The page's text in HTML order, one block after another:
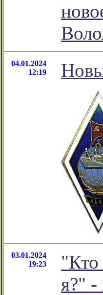
04.01.2024
12:19
03.01.2024
19:23
"Кто
я?" -